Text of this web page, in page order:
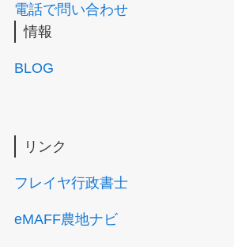
電話で問い合わせ
情報
BLOG
リンク
フレイヤ行政書士
eMAFF農地ナビ